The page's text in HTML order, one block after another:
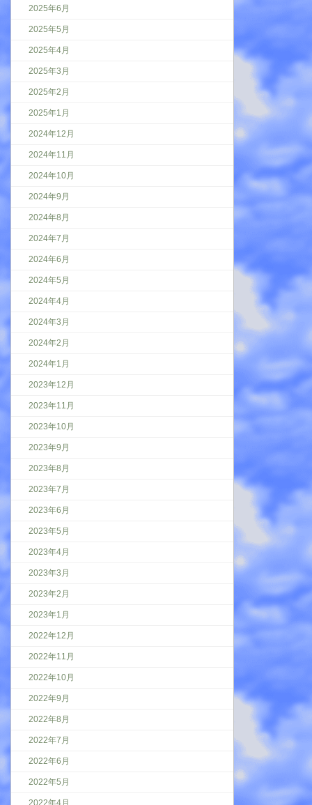
2025年6月
2025年5月
2025年4月
2025年3月
2025年2月
2025年1月
2024年12月
2024年11月
2024年10月
2024年9月
2024年8月
2024年7月
2024年6月
2024年5月
2024年4月
2024年3月
2024年2月
2024年1月
2023年12月
2023年11月
2023年10月
2023年9月
2023年8月
2023年7月
2023年6月
2023年5月
2023年4月
2023年3月
2023年2月
2023年1月
2022年12月
2022年11月
2022年10月
2022年9月
2022年8月
2022年7月
2022年6月
2022年5月
2022年4月